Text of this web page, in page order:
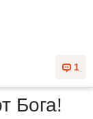
1
Бога!